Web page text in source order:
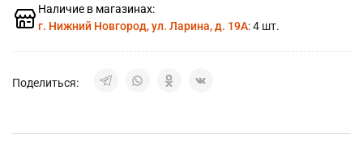
Наличие в магазинах:
г. Нижний Новгород, ул. Ларина, д. 19А: 4 шт.
Поделиться: